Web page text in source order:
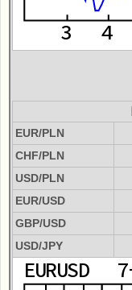
EUR/PLN
CHF/PLN
USD/PLN
EUR/USD
GBP/USD
USD/JPY